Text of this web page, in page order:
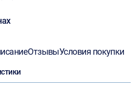
ОтзывыУсловия покупки